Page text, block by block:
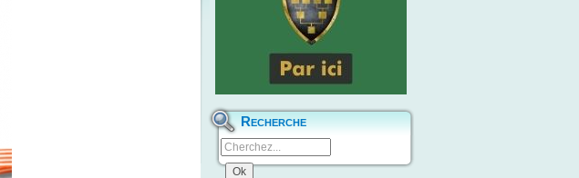
Recherche